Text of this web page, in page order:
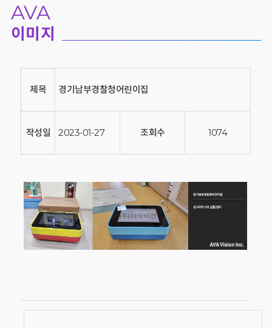
AVA
이미지
제목 경기남부경찰청어린이집
작성일 2023-01-27 조회수 1074